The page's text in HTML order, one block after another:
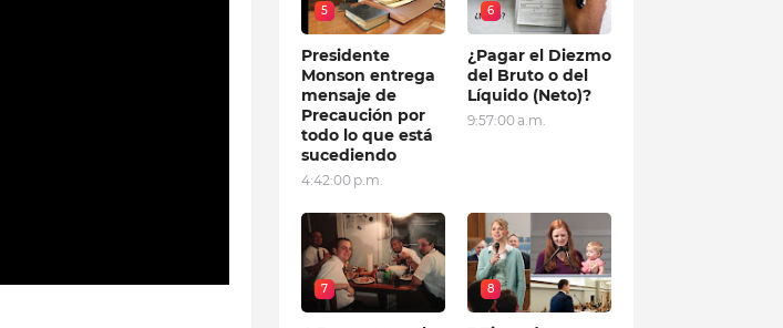
5
Presidente
Monson entrega
mensaje de
Precaución por
todo lo que está
sucediendo
4:42:00 p.m.
6
¿Pagar el Diezmo
del Bruto o del
Líquido (Neto)?
9:57:00 a.m.
7 8